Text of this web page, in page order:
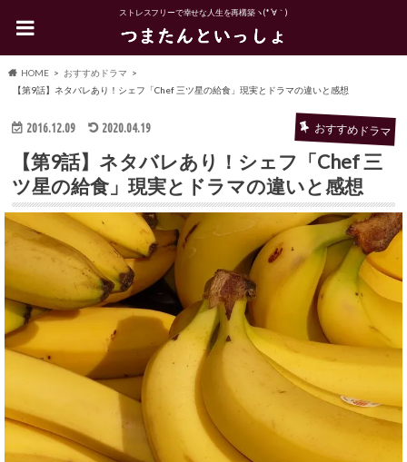
ストレスフリーで幸せな人生を再構築ヽ(*´∀｀)
HOME
おすすめドラマ
【第9話】ネタバレあり！シェフ「Chef 三ツ星の給食」現実とドラマの違いと感想
2016.12.09 2020.04.19 おすすめドラマ
【第9話】ネタバレあり！シェフ「Chef 三
ツ星の給食」現実とドラマの違いと感想